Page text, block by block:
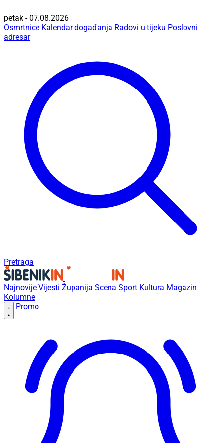
petak - 07.08.2026
Osmrtnice Kalendar događanja Radovi u tijeku Poslovni
adresar
Pretraga
Najnovije Vijesti Županija Scena Sport Kultura Magazin
Kolumne
Promo